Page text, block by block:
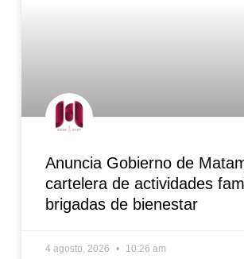
Anuncia Gobierno de
cartelera de actividades
brigadas de bienestar
4 agosto, 2026 10:26 am